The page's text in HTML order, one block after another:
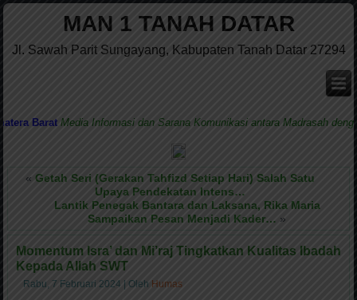
MAN 1 TANAH DATAR
Jl. Sawah Parit Sungayang, Kabupaten Tanah Datar 27294
Barat Media Informasi dan Sarana Komunikasi antara Madrasah dengan
« Getah Seri (Gerakan Tahfizd Setiap Hari) Salah Satu
Upaya Pendekatan Intens…
Lantik Penegak Bantara dan Laksana, Rika Maria
Sampaikan Pesan Menjadi Kader… »
Momentum Isra’ dan Mi’raj Tingkatkan Kualitas Ibadah
Kepada Allah SWT
Rabu, 7 Februari 2024 |Oleh Humas